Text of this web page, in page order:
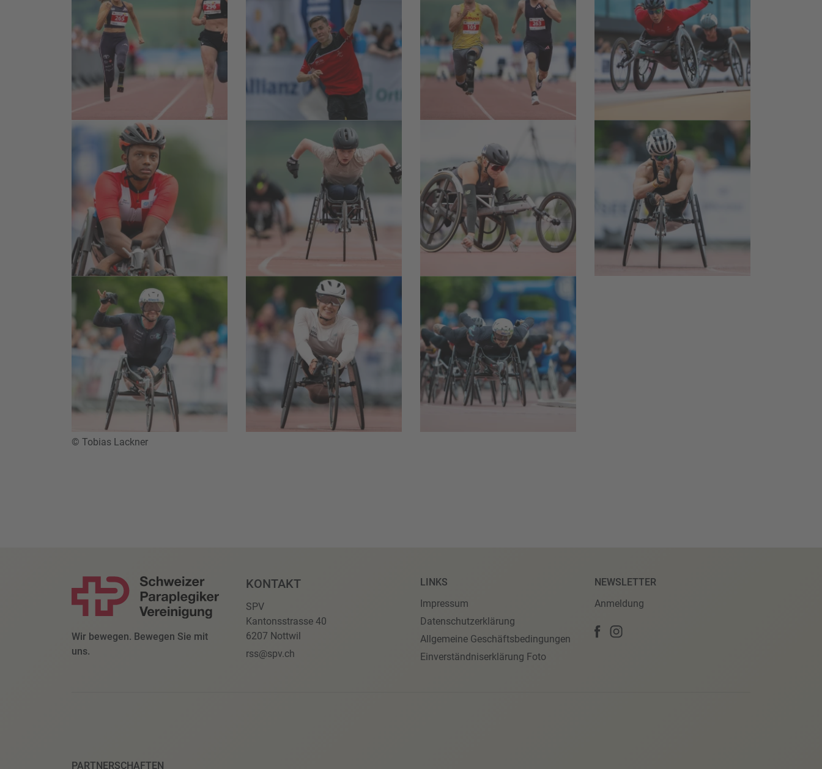
© Tobias Lackner
Wir bewegen. Bewegen Sie mit
uns.
KONTAKT
SPV
Kantonsstrasse 40
6207 Nottwil
rss@spv.ch
LINKS
Impressum
Datenschutzerklärung
Allgemeine Geschäftsbedingungen
Einverständniserklärung Foto
NEWSLETTER
Anmeldung
PARTNERSCHAFTEN